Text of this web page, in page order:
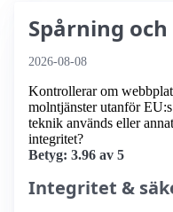
Spårning
2026-08-08
Kontrollerar om
molntjänster utanför
teknik används eller
integritet?
Betyg: 3.96 av 5
Integritet &